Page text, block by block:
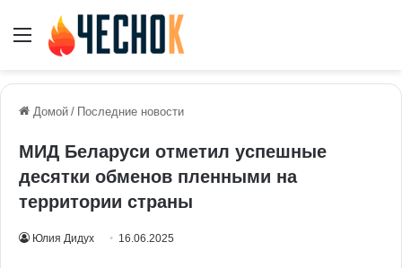
Меню
Домой / Последние новости
МИД Беларуси отметил успешные
десятки обменов пленными на
территории страны
Юлия Дидух 16.06.2025